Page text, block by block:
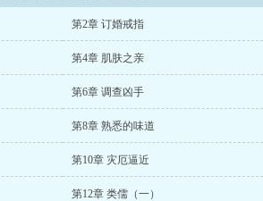
第2章 订婚戒指
第4章 肌肤之亲
第6章 调查凶手
第8章 熟悉的味道
第10章 灾厄逼近
第12章 类儒（一）